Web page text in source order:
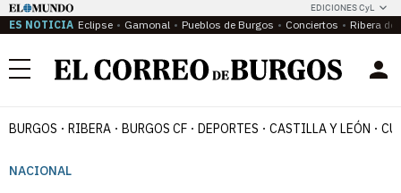
EDICIONES CyL
ES NOTICIA Eclipse Gamonal Pueblos de Burgos Conciertos Ribera del
Menú
BURGOS RIBERA BURGOS CF DEPORTES CASTILLA Y LEÓN
NACIONAL